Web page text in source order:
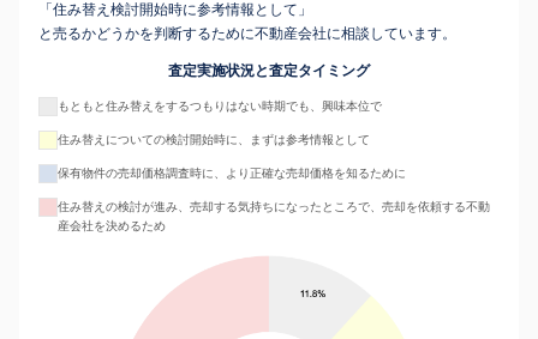
「住み替え検討開始時に参考情報として」
と売るかどうかを判断するために不動産会社に相談しています。
査定実施状況と査定タイミング
もともと住み替えをするつもりはない時期でも、興味本位で
住み替えについての検討開始時に、まずは参考情報として
保有物件の売却価格調査時に、より正確な売却価格を知るために
住み替えの検討が進み、売却する気持ちになったところで、売却を依頼する不動
産会社を決めるため